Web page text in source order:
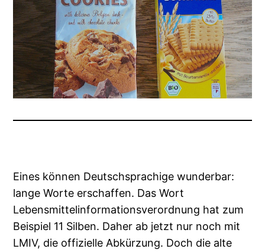
Eines können Deutschsprachige wunderbar:
lange Worte erschaffen. Das Wort
Lebensmittelinformationsverordnung hat zum
Beispiel 11 Silben. Daher ab jetzt nur noch mit
LMIV, die offizielle Abkürzung. Doch die alte